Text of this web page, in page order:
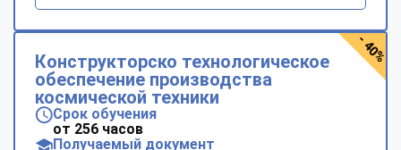
Конструкторско технологическое
обеспечение производства
космической техники
Срок обучения
от 256 часов
Получаемый документ
- 40%